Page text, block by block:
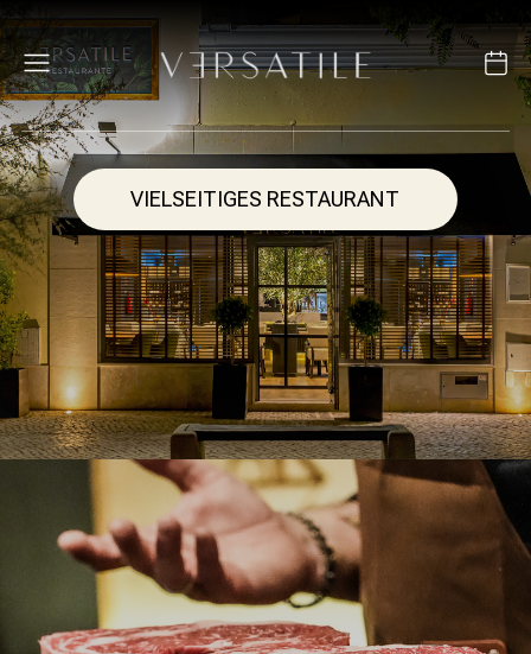
VIELSEITIGES RESTAURANT